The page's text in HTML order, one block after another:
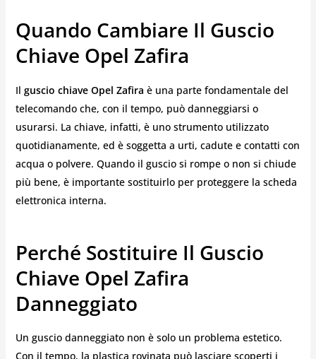
Quando Cambiare Il Guscio
Chiave Opel Zafira
Il guscio chiave Opel Zafira è una parte fondamentale del
telecomando che, con il tempo, può danneggiarsi o
usurarsi. La chiave, infatti, è uno strumento utilizzato
quotidianamente, ed è soggetta a urti, cadute e contatti con
acqua o polvere. Quando il guscio si rompe o non si chiude
più bene, è importante sostituirlo per proteggere la scheda
elettronica interna.
Perché Sostituire Il Guscio
Chiave Opel Zafira
Danneggiato
Un guscio danneggiato non è solo un problema estetico.
Con il tempo, la plastica rovinata può lasciare scoperti i